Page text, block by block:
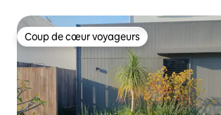
Coup de cœur voyageurs
Coup de cœur voyageurs